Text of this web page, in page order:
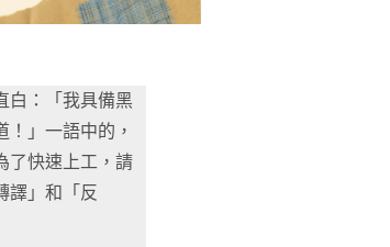
白：「我具備黑
」一語中的，
了快速上工，請
譯」和「反